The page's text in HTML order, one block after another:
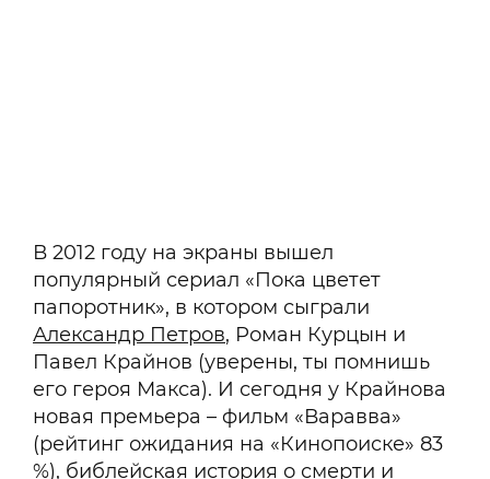
В 2012 году на экраны вышел
популярный сериал «Пока цветет
папоротник», в котором сыграли
Александр Петров, Роман Курцын и
Павел Крайнов (уверены, ты помнишь
его героя Макса). И сегодня у Крайнова
новая премьера – фильм «Варавва»
(рейтинг ожидания на «Кинопоиске» 83
%), библейская история о смерти и